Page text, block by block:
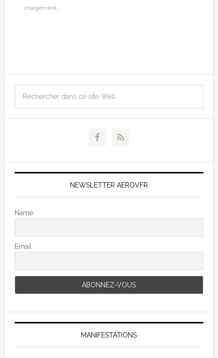
chargement…
NEWSLETTER AEROVFR
Name
Email
MANIFESTATIONS